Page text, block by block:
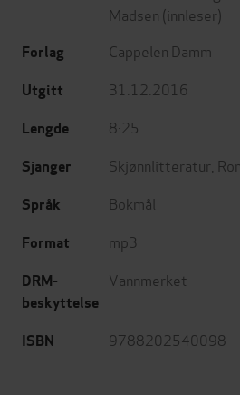
Madsen (innleser)
Forlag Cappelen Damm
Utgitt 31.12.2016
Lengde 8:25
Sjanger Skjønnlitteratur
Språk Bokmål
Format mp3
DRM-
beskyttelse
Vannmerket
ISBN 9788202540098